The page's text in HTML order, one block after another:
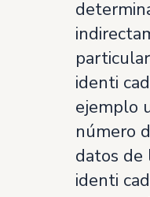
identi
ejemplo
número
datos de
identi